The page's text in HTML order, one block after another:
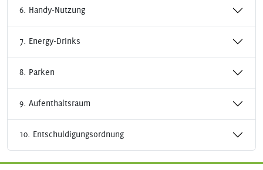
6. Handy-Nutzung
7. Energy-Drinks
8. Parken
9. Aufenthaltsraum
10. Entschuldigungsordnung